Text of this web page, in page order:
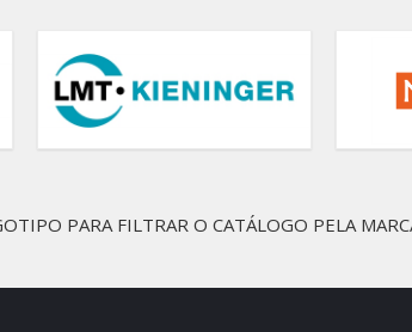
PARA FILTRAR O CATÁLOGO PELA